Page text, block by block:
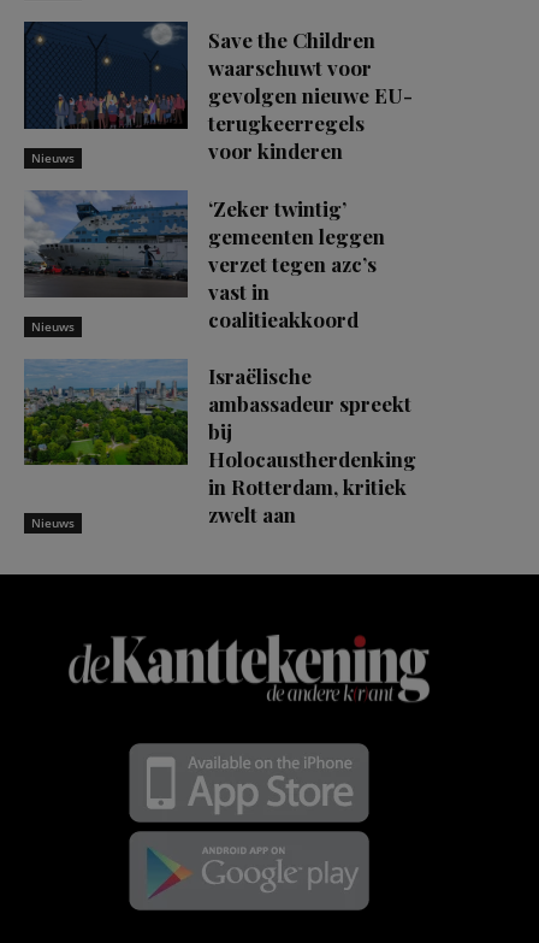
Nieuws
Save the Children
waarschuwt voor
gevolgen nieuwe EU-
terugkeerregels
voor kinderen
Nieuws
‘Zeker twintig’
gemeenten leggen
verzet tegen azc’s
vast in
coalitieakkoord
Nieuws
Israëlische
ambassadeur spreekt
bij
Holocaustherdenking
in Rotterdam, kritiek
zwelt aan